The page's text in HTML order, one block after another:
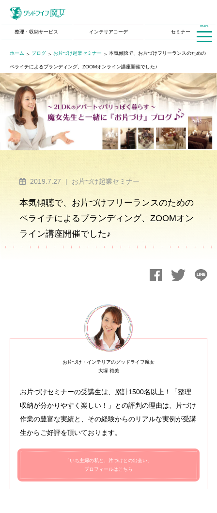
整理・収納サービス インテリアコーデ セミナー
ホーム ブログ お片づけ起業セミナー 本気傾聴で、お片づけフリーランスのための
ペライチによるブランディング、ZOOMオンライン講座開催でした♪
2019.7.27 | お片づけ起業セミナー
本気傾聴で、お片づけフリーランスのための
ペライチによるブランディング、ZOOMオン
ライン講座開催でした♪
お片づけ・インテリアのグッドライフ魔女
大塚 裕美
お片づけセミナーの受講生は、累計1500名以上！「整理
収納が分かりやすく楽しい！」との評判の理由は、片づけ
作業の豊富な実績と、その経験からのリアルな実例が受講
生からご好評を頂いております。
「いち主婦の私と、片づけとの出会い」
プロフィールはこちら
menu